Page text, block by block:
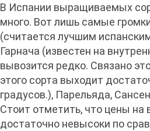
В Испании выращиваемых
много. Вот лишь самые
(считается лучшим
Гарнача (известен на
вывозится редко. Связано
этого сорта выходит
градусов.), Парельяда,
Стоит отметить, что цены на
достаточно невысоки по